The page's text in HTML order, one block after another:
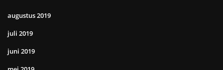
augustus 2019
juli 2019
juni 2019